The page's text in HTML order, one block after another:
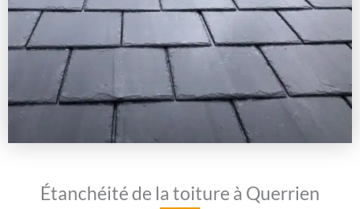
Étanchéité de la toiture à Querrien